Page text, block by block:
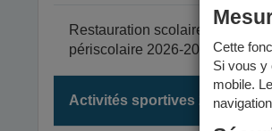
Restauration scolaire et
périscolaire 2026-2027
Activités sportives 2025-2026
Cette
Si vous y
mobile.